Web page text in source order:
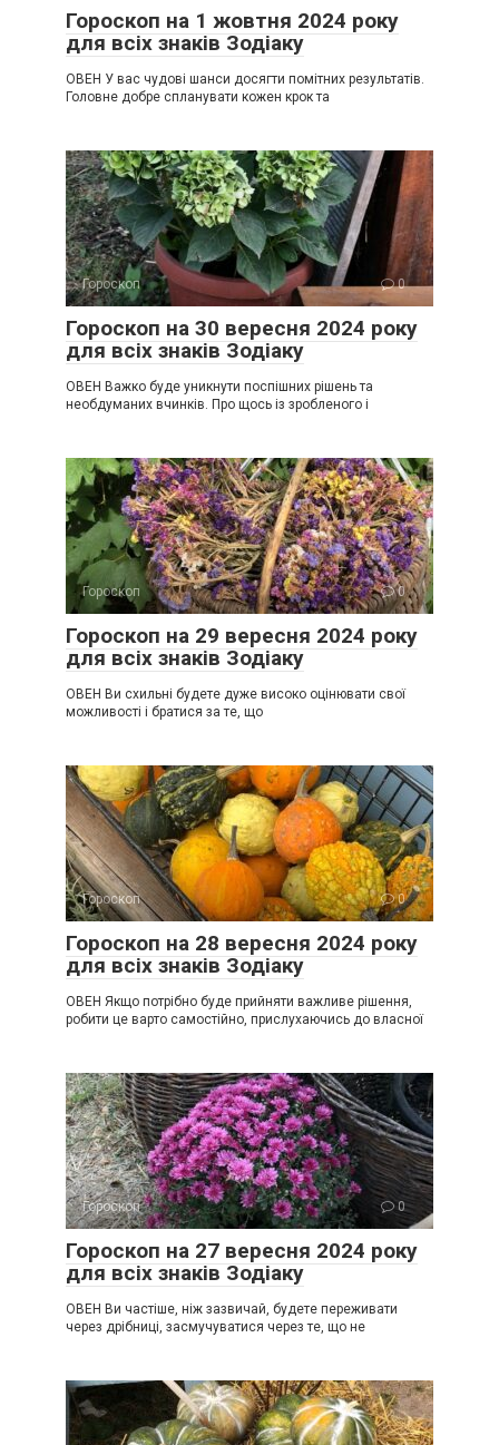
Гороскоп на 1 жовтня 2024 року
для всіх знаків Зодіаку
ОВЕН У вас чудові шанси досягти помітних результатів.
Головне добре спланувати кожен крок та
Гороскоп 0
Гороскоп на 30 вересня 2024 року
для всіх знаків Зодіаку
ОВЕН Важко буде уникнути поспішних рішень та
необдуманих вчинків. Про щось із зробленого і
Гороскоп 0
Гороскоп на 29 вересня 2024 року
для всіх знаків Зодіаку
ОВЕН Ви схильні будете дуже високо оцінювати свої
можливості і братися за те, що
Гороскоп 0
Гороскоп на 28 вересня 2024 року
для всіх знаків Зодіаку
ОВЕН Якщо потрібно буде прийняти важливе рішення,
робити це варто самостійно, прислухаючись до власної
Гороскоп 0
Гороскоп на 27 вересня 2024 року
для всіх знаків Зодіаку
ОВЕН Ви частіше, ніж зазвичай, будете переживати
через дрібниці, засмучуватися через те, що не